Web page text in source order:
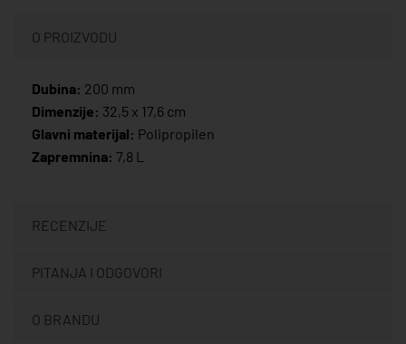
O PROIZVODU
Dubina: 200 mm
Dimenzije: 32,5 x 17,6 cm
Glavni materijal: Polipropilen
Zapremnina: 7,8 L
RECENZIJE
PITANJA I ODGOVORI
O BRANDU